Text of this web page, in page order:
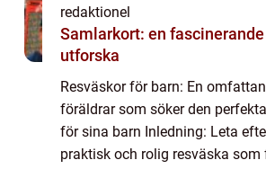
redaktionel
Samlarkort: en
utforska
Resväskor för barn: En
föräldrar som söker den
för sina barn Inledning: Leta
praktisk och rolig resväska